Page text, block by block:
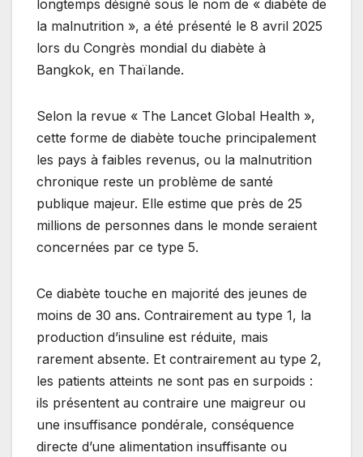
longtemps désigné sous le nom de « diabète de
la malnutrition », a été présenté le 8 avril 2025
lors du Congrès mondial du diabète à
Bangkok, en Thaïlande.
Selon la revue « The Lancet Global Health »,
cette forme de diabète touche principalement
les pays à faibles revenus, ou la malnutrition
chronique reste un problème de santé
publique majeur. Elle estime que près de 25
millions de personnes dans le monde seraient
concernées par ce type 5.
Ce diabète touche en majorité des jeunes de
moins de 30 ans. Contrairement au type 1, la
production d’insuline est réduite, mais
rarement absente. Et contrairement au type 2,
les patients atteints ne sont pas en surpoids :
ils présentent au contraire une maigreur ou
une insuffisance pondérale, conséquence
directe d’une alimentation insuffisante ou